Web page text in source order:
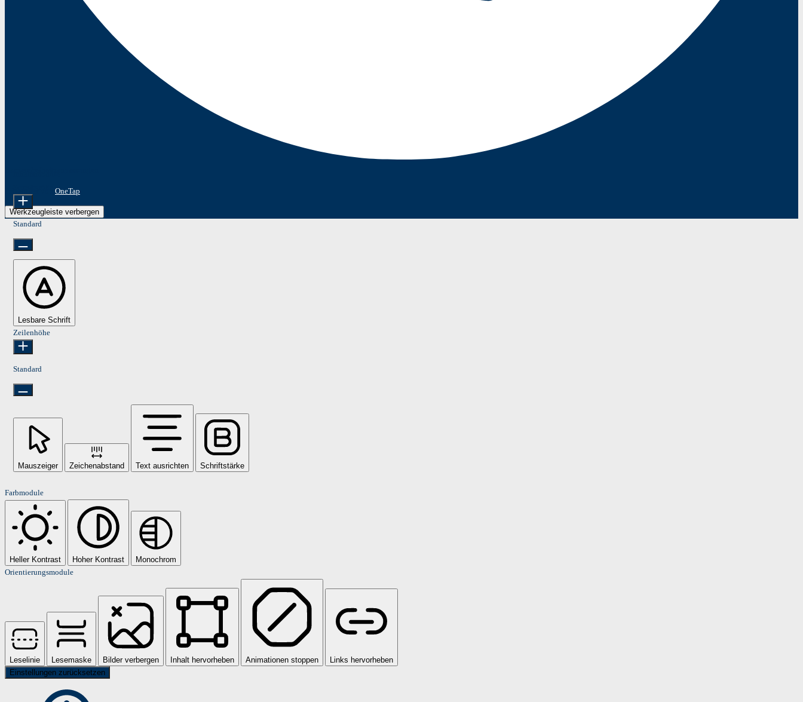
OneTap
Werkzeugleiste verbergen
Standard
Lesbare Schrift
Zeilenhöhe
Standard
Mauszeiger Zeichenabstand Text ausrichten Schriftstärke
Farbmodule
Heller Kontrast Hoher Kontrast
Monochrom
Orientierungsmodule
Leselinie Lesemaske Bilder verbergen Inhalt hervorheben Animationen stoppen
Links hervorheben
Einstellungen zurücksetzen